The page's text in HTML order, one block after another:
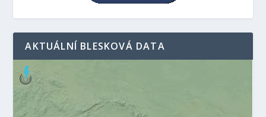
AKTUÁLNÍ BLESKOVÁ DATA